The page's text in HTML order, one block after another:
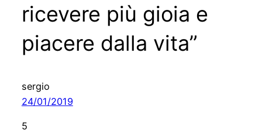
ricevere più gioia e
piacere dalla vita”
sergio
24/01/2019
5